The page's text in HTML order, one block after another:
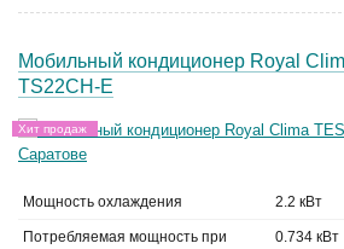
Мобильный кондиционер Royal
TS22CH-E
Хит продаж
Мощность охлаждения 2.2 кВт
Потребляемая мощность при
0.734 кВт